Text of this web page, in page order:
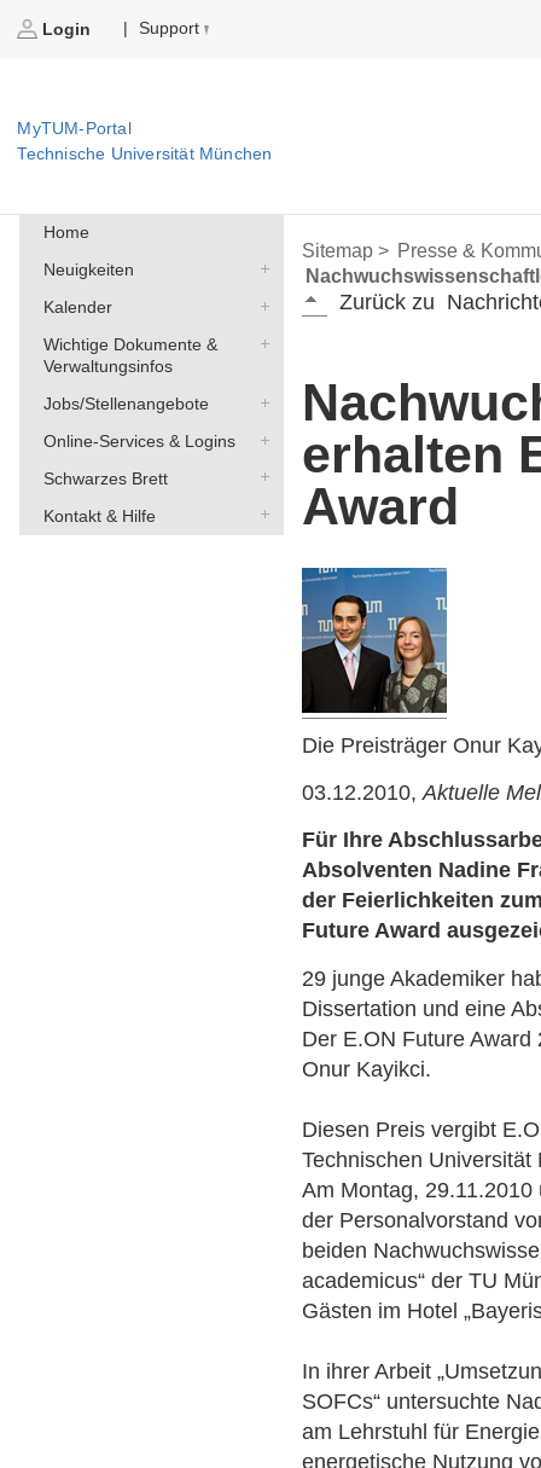
Login | Support
MyTUM-Portal
Technische Universität München
Home
Neuigkeiten
Kalender
Wichtige Dokumente &
Verwaltungsinfos
Jobs/Stellenangebote
Online-Services & Logins
Schwarzes Brett
Kontakt & Hilfe
Sitemap > Presse &
Zurück zu
erhalten
Award
Die Preisträger Onur
03.12.2010,Aktuelle
Für Ihre
Absolventen Nadine
der Feierlichkeiten
Future Award
29 junge Akademiker
Dissertation und eine
Der E.ON Future
Onur Kayikci.
Diesen Preis vergibt
Technischen
Am Montag,
der Personalvorstand
beiden
academicus“ der TU
Gästen im Hotel
In ihrer Arbeit
SOFCs“ untersuchte
am Lehrstuhl für
energetische Nutzung